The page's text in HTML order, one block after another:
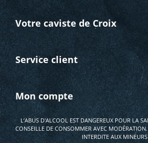
Votre caviste de Croix
Service client
Mon compte
L’ABUS D'ALCOOL EST DANGEREUX POUR LA
CONSEILLE DE CONSOMMER AVEC
INTERDITE AUX MINEURS